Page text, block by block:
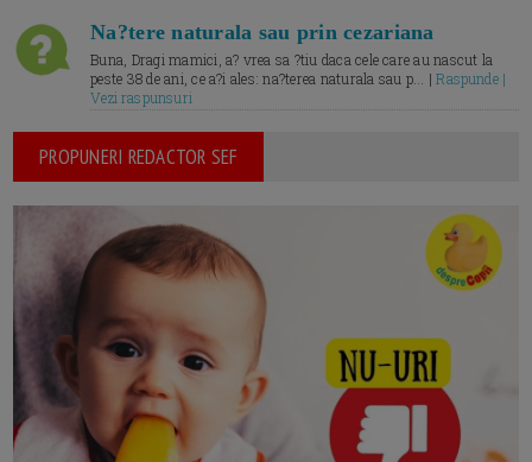
Na?tere naturala sau prin cezariana
Buna, Dragi mamici, a? vrea sa ?tiu daca cele care au nascut la
peste 38 de ani, ce a?i ales: na?terea naturala sau p... |Raspunde |
Vezi raspunsuri
PROPUNERI REDACTOR SEF